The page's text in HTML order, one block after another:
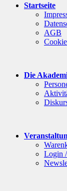
Startseite
AGB
Die
Login